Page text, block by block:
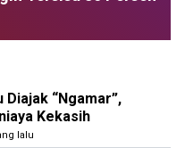
Diajak “Ngamar”,
Kekasih
lalu